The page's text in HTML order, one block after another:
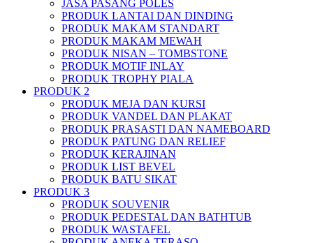
JASA PASANG POLES
PRODUK LANTAI DAN DINDING
PRODUK MAKAM STANDART
PRODUK MAKAM MEWAH
PRODUK NISAN – TOMBSTONE
PRODUK MOTIF INLAY
PRODUK TROPHY PIALA
PRODUK 2
PRODUK MEJA DAN KURSI
PRODUK VANDEL DAN PLAKAT
PRODUK PRASASTI DAN NAMEBOARD
PRODUK PATUNG DAN RELIEF
PRODUK KERAJINAN
PRODUK LIST BEVEL
PRODUK BATU SIKAT
PRODUK 3
PRODUK SOUVENIR
PRODUK PEDESTAL DAN BATHTUB
PRODUK WASTAFEL